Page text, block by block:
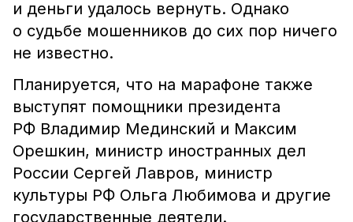
и деньги удалось вернуть. Однако
о судьбе мошенников до сих пор ничего
не известно.
Планируется, что на марафоне также
выступят помощники президента
РФ Владимир Мединский и Максим
Орешкин, министр иностранных дел
России Сергей Лавров, министр
культуры РФ Ольга Любимова и другие
государственные деятели.